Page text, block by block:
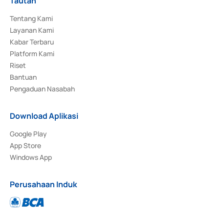
Tentang Kami
Layanan Kami
Kabar Terbaru
Platform Kami
Riset
Bantuan
Pengaduan Nasabah
Download Aplikasi
Google Play
App Store
Windows App
Perusahaan Induk